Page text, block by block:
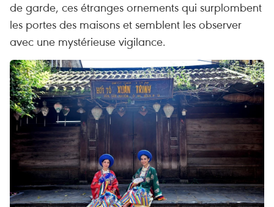
de garde, ces étranges ornements qui surplombent
les portes des maisons et semblent les observer
avec une mystérieuse vigilance.